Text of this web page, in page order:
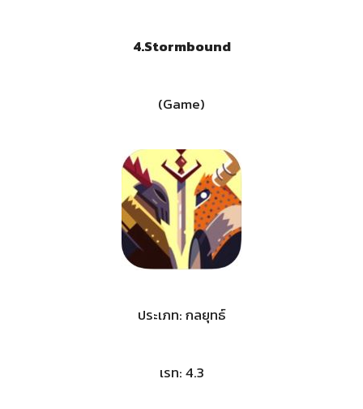
4.Stormbound
(Game)
ประเภท: กลยุทธ์
เรท: 4.3